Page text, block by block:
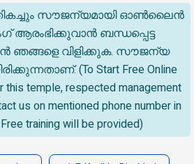
സൗജന്യമായി ഓൺലൈൻ
ആരംഭിക്കുവാൻ ബന്ധപ്പെട്ട
ഞങ്ങളെ വിളിക്കുക. സൗജന്യ
(To Start Free Online
this temple, respected management
us on mentioned phone number in
training will be provided)